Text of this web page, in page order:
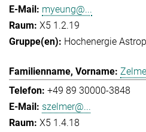
myeung@...
X5 1.2.19
Hochenergie
+49 89 30000-3848
szelmer@...
X5 1.4.18